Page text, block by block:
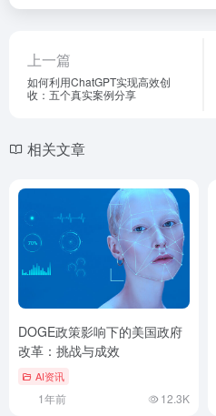
上一篇
如何利用ChatGPT实现高效创
收：五个真实案例分享
相关文章
DOGE政策影响下的美国政府
改革：挑战与成效
AI资讯
1年前 12.3K